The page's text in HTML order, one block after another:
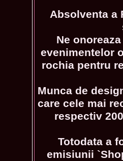
Absolventa a
Ne
evenimentelor
rochia pentru
Munca de
care cele mai
respectiv
Totodata a
emisiunii